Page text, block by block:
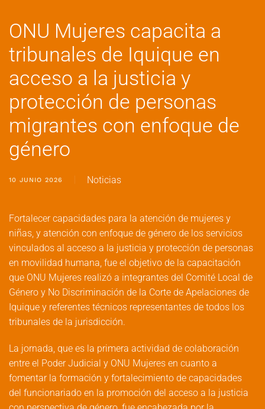
ONU Mujeres capacita a
tribunales de Iquique en
acceso a la justicia y
protección de personas
migrantes con enfoque de
género
10 JUNIO 2026 Noticias
Fortalecer capacidades para la atención de mujeres y
niñas, y atención con enfoque de género de los servicios
vinculados al acceso a la justicia y protección de personas
en movilidad humana, fue el objetivo de la capacitación
que ONU Mujeres realizó a integrantes del Comité Local de
Género y No Discriminación de la Corte de Apelaciones de
Iquique y referentes técnicos representantes de todos los
tribunales de la jurisdicción.
La jornada, que es la primera actividad de colaboración
entre el Poder Judicial y ONU Mujeres en cuanto a
fomentar la formación y fortalecimiento de capacidades
del funcionariado en la promoción del acceso a la justicia